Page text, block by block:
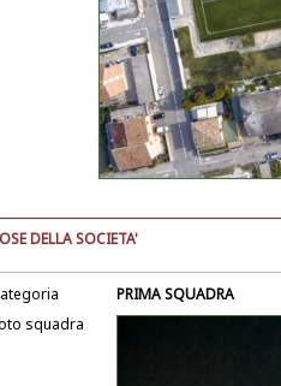
DELLA SOCIETA'
PRIMA SQUADRA
squadra